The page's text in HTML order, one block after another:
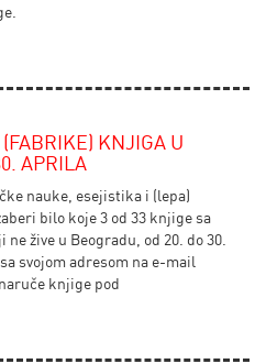
KNJIGA U
APRILA
nauke, esejistika i (lepa)
bilo koje 3 od 33 knjige sa
žive u Beogradu, od 20. do 30.
svojom adresom na e-mail
knjige pod